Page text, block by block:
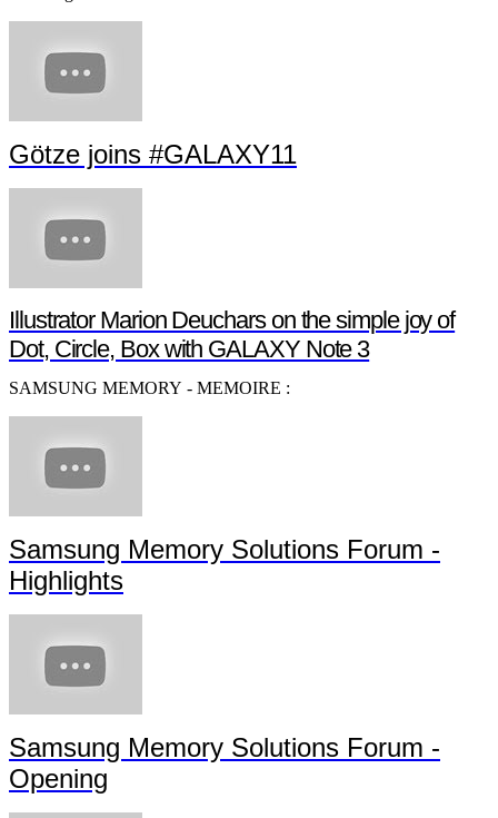
Götze joins #GALAXY11
Illustrator Marion Deuchars on the simple joy of
Dot, Circle, Box with GALAXY Note 3
SAMSUNG MEMORY - MEMOIRE :
Samsung Memory Solutions Forum -
Highlights
Samsung Memory Solutions Forum -
Opening